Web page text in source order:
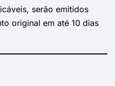
serão emitidos
original em até 10 dias